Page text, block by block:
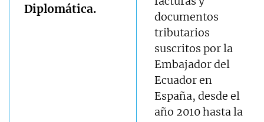
Diplomática.
documentos
tributarios
suscritos por la
Embajador del
Ecuador en
España, desde el
año 2010 hasta la